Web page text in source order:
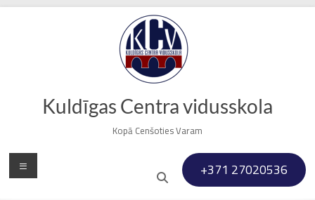
Skip
Kuldīgas Centra vidusskola
Kopā Cenšoties Varam
+371 27020536
Menu